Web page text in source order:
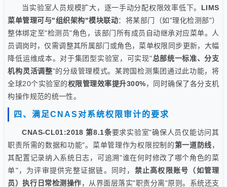
当实验室人员规模扩大，逐一手动分配权限效率低下。 LIMS
菜单管理可与"组织架构"模块联动：将某部门（如"理化检测部"）
整体绑定至"检测员"角色，该部门所有成员自动继承对应菜单。人
员调岗时，仅需调整其所属部门或角色，菜单权限同步更新，大幅
降低运维成本。对于集团型实验室，可实现"总部统一标准、分支
机构灵活调整"的分级管理模式。某跨国检测集团通过此功能，将
全球20个实验室的权限管理效率提升300%，同时确保了各分支机
构操作规范的统一性。
四、满足CNAS对系统权限审计的要求
CNAS-CL01:2018 第8.1条要求实验室"确保人员仅能访问其
职责所需的数据和功能"。菜单管理作为权限控制的第一道防线，
其配置记录纳入系统日志，可追溯"谁在何时修改了哪个角色的菜
单"，为评审提供完整证据链。同时， 禁止高权限账号（如管理
员）执行日常检测操作，从界面层落实"职责分离"原则。系统还支